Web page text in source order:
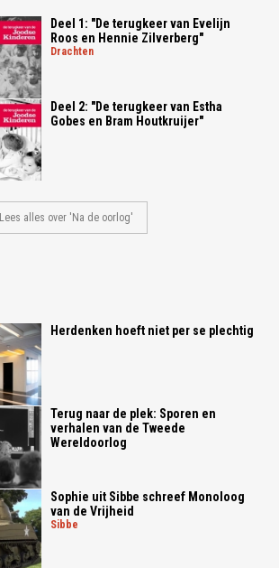
Deel 1: "De terugkeer van Evelijn
Roos en Hennie Zilverberg"
drachten
Deel 2: "De terugkeer van Estha
Gobes en Bram Houtkruijer"
Lees alles over 'Na de oorlog'
Herdenken hoeft niet per se plechtig
Terug naar de plek: Sporen en
verhalen van de Tweede
Wereldoorlog
Sophie uit Sibbe schreef Monoloog
van de Vrijheid
sibbe